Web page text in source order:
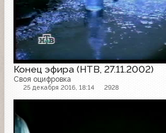
Конец эфира (НТВ, 27.11.2002)
Своя оцифровка
25 декабря 2016, 18:14 2928